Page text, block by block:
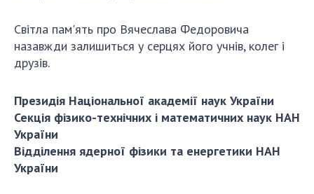
Світла пам'ять про Вячеслава Федоровича
назавжди залишиться у серцях його учнів, колег і
друзів.
Президія Національної академії наук України
Секція фізико-технічних і математичних наук НАН
України
Відділення ядерної фізики та енергетики НАН
України